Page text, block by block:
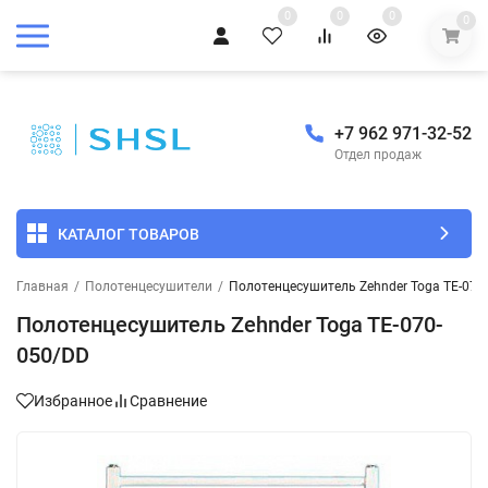
0 0 0 0
+7 962 971-32-52
Отдел продаж
КАТАЛОГ ТОВАРОВ
Главная / Полотенцесушители / Полотенцесушитель Zehnder Toga TE-
Полотенцесушитель Zehnder Toga TE-070-
050/DD
Избранное Сравнение